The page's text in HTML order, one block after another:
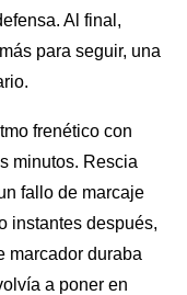
Al final,
para seguir, una
frenético con
minutos. Rescia
fallo de marcaje
instantes después,
marcador duraba
a poner en